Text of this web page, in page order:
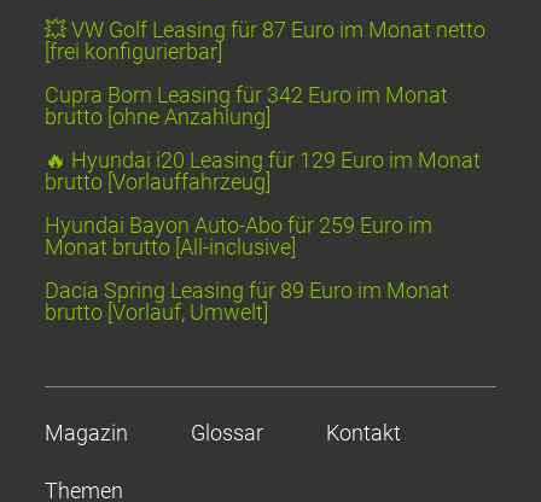
💥 VW Golf Leasing für 87 Euro im Monat netto
[frei konfigurierbar]
Cupra Born Leasing für 342 Euro im Monat
brutto [ohne Anzahlung]
🔥 Hyundai i20 Leasing für 129 Euro im Monat
brutto [Vorlauffahrzeug]
Hyundai Bayon Auto-Abo für 259 Euro im
Monat brutto [All-inclusive]
Dacia Spring Leasing für 89 Euro im Monat
brutto [Vorlauf, Umwelt]
Magazin Glossar Kontakt
Themen